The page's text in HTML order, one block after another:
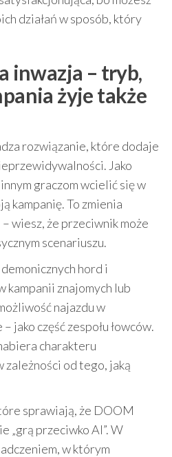
działań w sposób, który
inwazja – tryb,
żyje także
rozwiązanie, które dodaje
Jako
graczom wcielić się w
kampanię. To zmienia
wiesz, że przeciwnik może
scenariuszu.
hord i
kampanii znajomych lub
najazdu w
jako część zespołu łowców.
charakteru
zależności od tego, jaką
sprawiają, że DOOM
„grą przeciwko AI”. W
w którym